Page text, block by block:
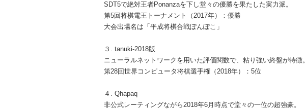
SDT5で絶対王者Ponanzaを下し堂々の優勝を果たした実力派。
第5回将棋電王トーナメント（2017年）：優勝
大会出場名は「平成将棋合戦ぽんぽこ」
３. tanuki-2018版
ニューラルネットワークを用いた評価関数で、粘り強い終盤が特徴。
第28回世界コンピュータ将棋選手権（2018年）：5位
４. Qhapaq
非公式レーティングながら2018年6月時点で堂々の一位の超強豪。